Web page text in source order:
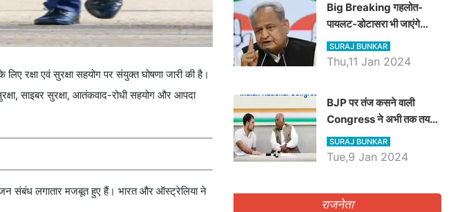
रक्षा एवं सुरक्षा सहयोग पर संयुक्त घोषणा जारी की है।
साइबर सुरक्षा, आतंकवाद-रोधी सहयोग और आपदा
संबंध लगातार मजबूत हुए हैं। भारत और ऑस्ट्रेलिया ने
Big Breaking गहलोत-
पायलट-डोटासरा भी जाएंगे
अयोध्या, करेंगे रामलला के दर्शन
SURAJ BUNKAR
Thu,11 Jan 2024
BJP पर तंज कसने वाली
Congress ने अभी तक तय
नहीं किया नेता प्रतिपक्ष, जानें
कौन होगा दावेदार
SURAJ BUNKAR
Tue,9 Jan 2024
राजनेता